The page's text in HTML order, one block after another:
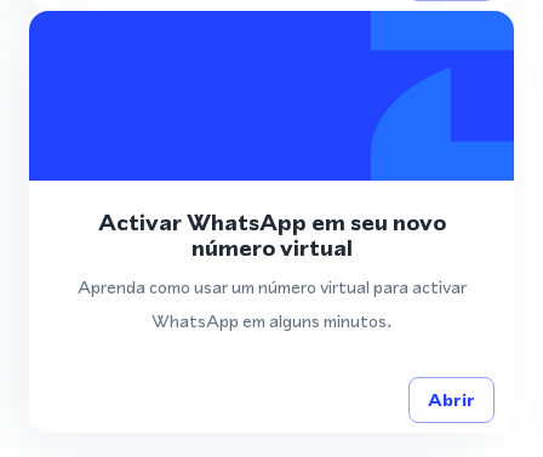
Activar WhatsApp em seu novo
número virtual
Aprenda como usar um número virtual para activar
WhatsApp em alguns minutos.
Abrir